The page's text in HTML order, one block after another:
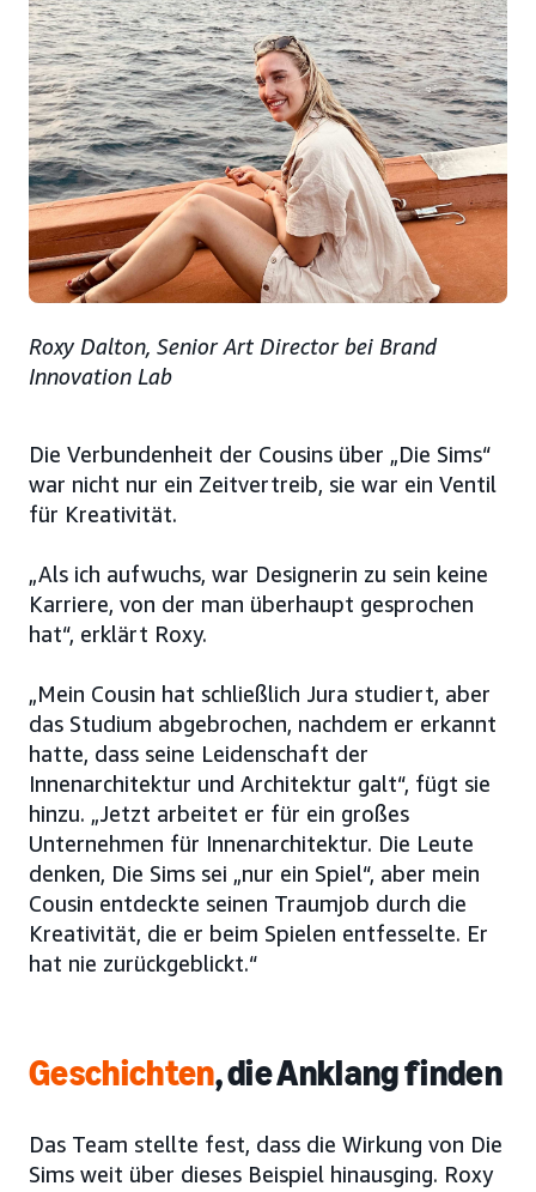
Roxy Dalton, Senior Art Director bei Brand
Innovation Lab
Die Verbundenheit der Cousins über „Die Sims“
war nicht nur ein Zeitvertreib, sie war ein Ventil
für Kreativität.
„Als ich aufwuchs, war Designerin zu sein keine
Karriere, von der man überhaupt gesprochen
hat“, erklärt Roxy.
„Mein Cousin hat schließlich Jura studiert, aber
das Studium abgebrochen, nachdem er erkannt
hatte, dass seine Leidenschaft der
Innenarchitektur und Architektur galt“, fügt sie
hinzu. „Jetzt arbeitet er für ein großes
Unternehmen für Innenarchitektur. Die Leute
denken, Die Sims sei „nur ein Spiel“, aber mein
Cousin entdeckte seinen Traumjob durch die
Kreativität, die er beim Spielen entfesselte. Er
hat nie zurückgeblickt.“
Geschichten, die Anklang finden
Das Team stellte fest, dass die Wirkung von Die
Sims weit über dieses Beispiel hinausging. Roxy